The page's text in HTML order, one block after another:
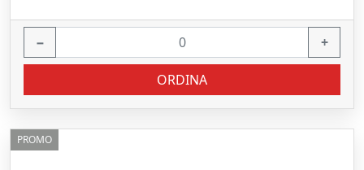
− +
ORDINA
PROMO